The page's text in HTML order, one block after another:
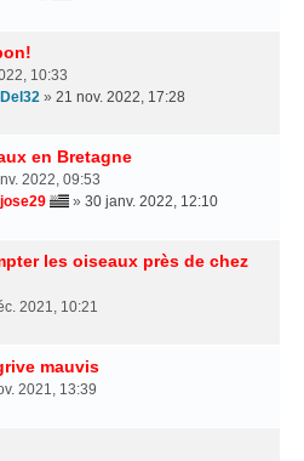
10:33
Del32 » 21 nov. 2022, 17:28
en Bretagne
2022, 09:53
jose29 » 30 janv. 2022, 12:10
les oiseaux près de chez
2021, 10:21
mauvis
2021, 13:39